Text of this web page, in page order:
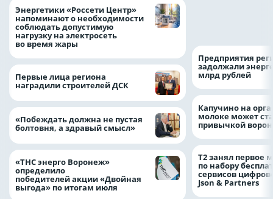
Энергетики «Россети Центр»
напоминают о необходимости
соблюдать допустимую
нагрузку на электросеть
во время жары
Первые лица региона
наградили строителей ДСК
«Побеждать должна не пустая
болтовня, а здравый смысл»
«ТНС энерго Воронеж»
определило
победителей акции «Двойная
выгода» по итогам июля
Предприятия
задолжали
млрд рублей
Капучино на
молоке может
привычкой
Т2 занял первое
по набору
сервисов
Json & Partners